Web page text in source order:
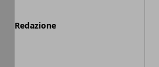
Redazione